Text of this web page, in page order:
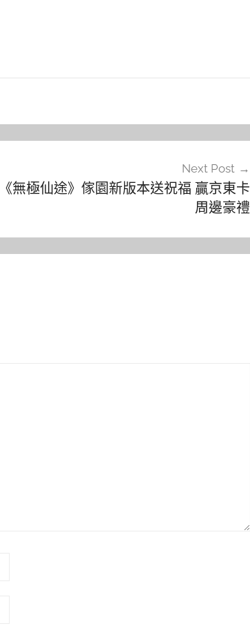
Next Post
《無極仙途》傢園新版本送祝福 贏京東卡
周邊豪禮